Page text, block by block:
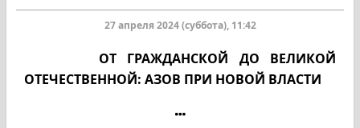
27 апреля 2024 (суббота), 11:42
ОТ ГРАЖДАНСКОЙ ДО ВЕЛИКОЙ
ОТЕЧЕСТВЕННОЙ: АЗОВ ПРИ НОВОЙ ВЛАСТИ